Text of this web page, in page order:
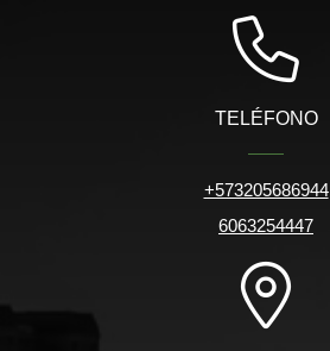
TELÉFONO
+573205686944
6063254447